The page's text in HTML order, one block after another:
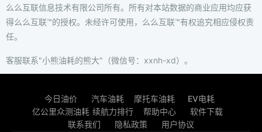
么么互联信息技术有限公司所有。所有对本站数据的商业应用均应获
得么么互联™的授权。未经许可使用，么么互联™有权追究相应侵权责
任。
客服联系"小熊油耗的熊大"（微信号：xxnh-xd）。
今日油价 汽车油耗 摩托车油耗
EV电耗
亿公里众测油耗 续航力排行 帮助中心
软件下载
联系我们
隐私政策 用户协议